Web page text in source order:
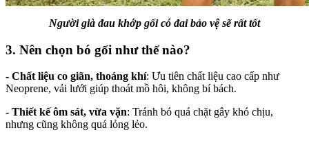
Người già đau khớp gối có đai bảo vệ sẽ rất tốt
3. Nên chọn bó gối như thế nào?
- Chất liệu co giãn, thoáng khí: Ưu tiên chất liệu cao cấp như
Neoprene, vải lưới giúp thoát mồ hôi, không bí bách.
- Thiết kế ôm sát, vừa vặn: Tránh bó quá chặt gây khó chịu,
nhưng cũng không quá lỏng lẻo.